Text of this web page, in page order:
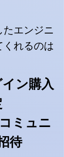
エンジニ
れるのは
ン購入
ミュニ
待